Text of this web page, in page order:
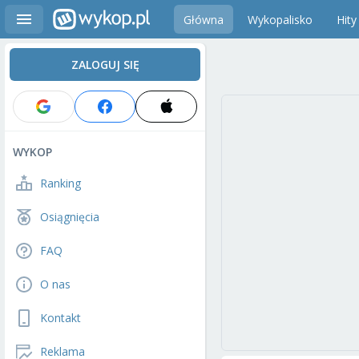
Główna Wykopalisko Hity
ZALOGUJ SIĘ
WYKOP
Ranking
Osiągnięcia
FAQ
O nas
Kontakt
Reklama